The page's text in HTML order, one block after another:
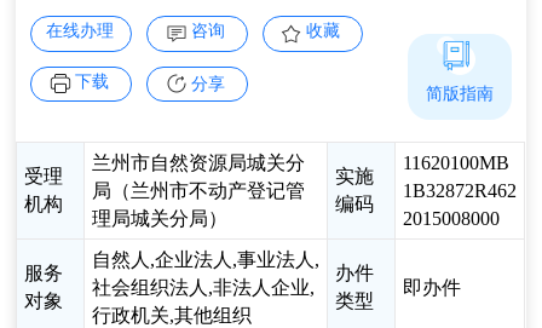
在线办理 咨询 收藏
下载 分享
受理
机构
兰州市自然资源局城关分
局（兰州市不动产登记管
理局城关分局）
实施
编码
11620100MB
1B32872R462
2015008000
服务
对象
自然人,企业法人,事业法人,
社会组织法人,非法人企业,
行政机关,其他组织
办件
类型
即办件
简版指南